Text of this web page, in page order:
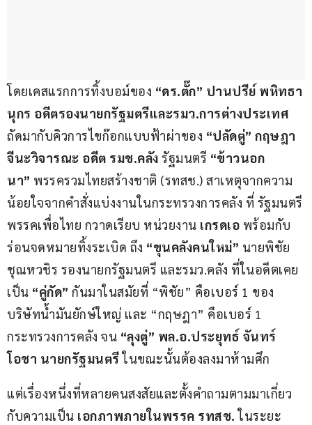
โดยเคสแรกการทิ้งบอม์ของ “ดร.ตั๊ก” ปานปรีย์ พหิทธา
นุกร อดีตรองนายกรัฐมตรีและรมว.การต่างประเทศ
ถัดมากับคิวการไขก๊อกแบบฟ้าผ่าของ “ปลัดตู่” กฤษฎา
จีนะวิจารณะ อดีต รมช.คลัง รัฐมนตรี “ข้าวนอก
นา” พรรครวมไทยสร้างชาติ (รทสช.) สาเหตุจากความ
น้อยใจจากคำสั่งแบ่งงานในกระทรวงการคลัง ที่ รัฐมนตรี
พรรคเพื่อไทย กวาดเรียบ หน่วยงาน เกรดเอ พร้อมกับ
ร่อนจดหมายทิ้งระเบิด ถึง “ขุนคลังคนใหม่” นายพิชัย
ชุณหวชิร รองนายกรัฐมนตรี และรมว.คลัง ที่ในอดีตเคย
เป็น “คู่กัด” กันมาในสมัยที่ “พิชัย” คือเบอร์ 1 ของ
บริษัทน้ำมันยักษ์ใหญ่ และ “กฤษฎา” คือเบอร์ 1
กระทรวงการคลัง จน “ลุงตู่” พล.อ.ประยุทธ์ จันทร์
โอชา นายกรัฐมนตรี ในขณะนั้นต้องลงมาห้ามศึก
แต่เรื่องหนึ่งที่หลายคนสงสัยและตั้งคำถามตามมาเกี่ยว
กับความเป็น เอกภาพภายในพรรค รทสช. ในระยะ